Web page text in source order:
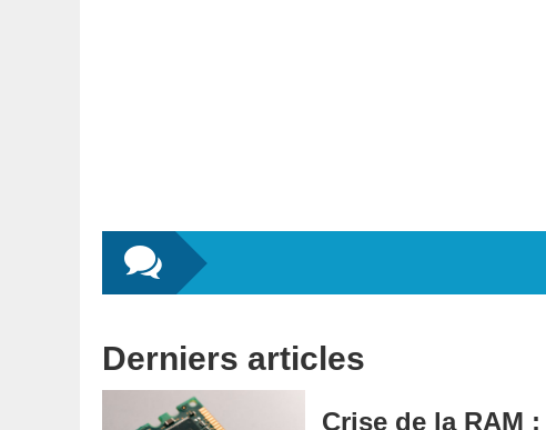
Derniers articles
Crise de la RAM